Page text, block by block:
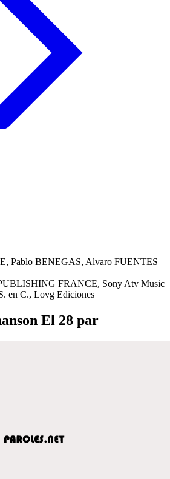
Pablo BENEGAS, Alvaro FUENTES
FRANCE, Sony Atv Music
en C., Lovg Ediciones
El 28 par